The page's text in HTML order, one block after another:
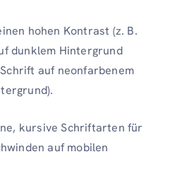
hohen Kontrast (z. B.
dunklem Hintergrund
auf neonfarbenem
kursive Schriftarten für
auf mobilen